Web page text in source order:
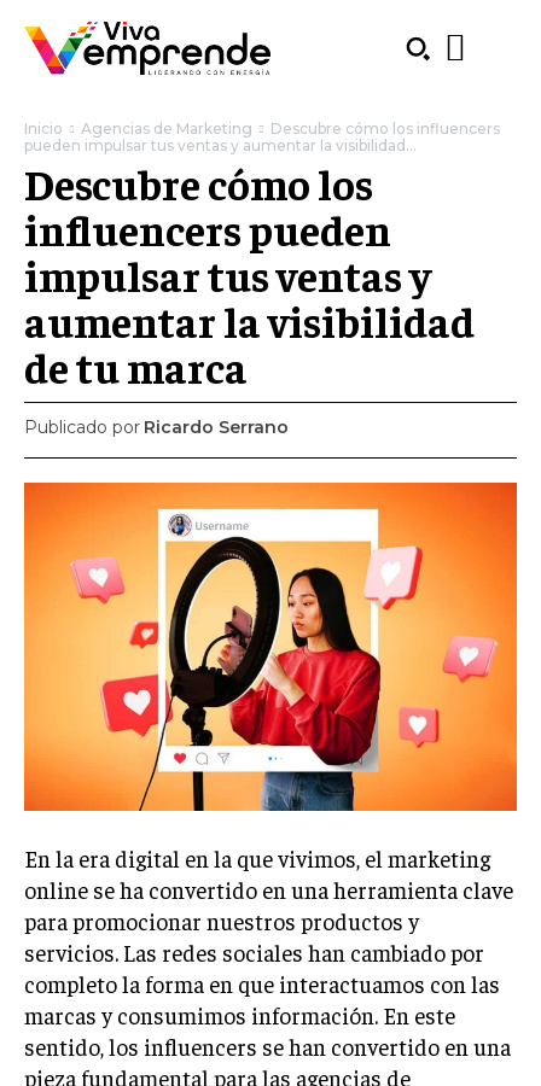
SUBSCRIBE
Welcome to Liberty Case
We have a curated list of the most noteworthy news from all
across the globe. With any subscription plan, you get access
exclusive articles that let you stay ahead of the curve.
Your Profile
LIFESTYLE PUBLIC OPINION
Inicio Agencias de Marketing
Descubre cómo los influencers
pueden impulsar tus ventas y aumentar la visibilidad...
Descubre cómo los
influencers pueden
impulsar tus ventas y
aumentar la visibilidad
de tu marca
Publicado por Ricardo Serrano
En la era digital en la que vivimos, el marketing
online se ha convertido en una herramienta clave
para promocionar nuestros productos y
servicios. Las redes sociales han cambiado por
completo la forma en que interactuamos con las
marcas y consumimos información. En este
sentido, los influencers se han convertido en una
pieza fundamental para las agencias de